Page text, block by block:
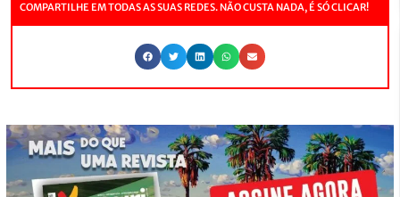
COMPARTILHE EM TODAS AS SUAS REDES. NÃO CUSTA NADA, É SÓ CLICAR!